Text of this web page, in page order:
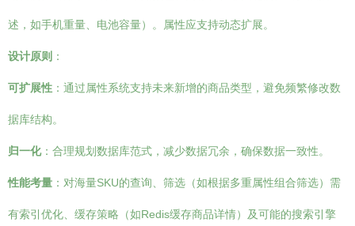
述，如手机重量、电池容量）。属性应支持动态扩展。
设计原则 ：
可扩展性 ：通过属性系统支持未来新增的商品类型，避免频繁修改数
据库结构。
归一化：合理规划数据库范式，减少数据冗余，确保数据一致性。
性能考量 ：对海量SKU的查询、筛选（如根据多重属性组合筛选）需
有索引优化、缓存策略（如Redis缓存商品详情）及可能的搜索引擎